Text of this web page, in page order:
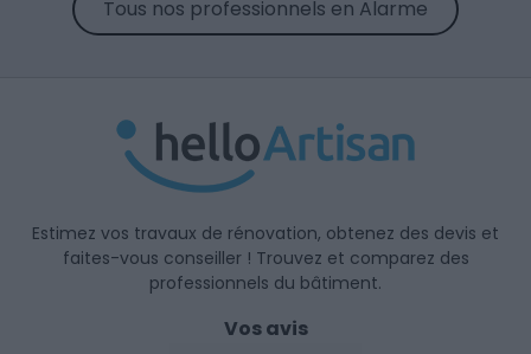
Tous nos professionnels en Alarme
Estimez vos travaux de rénovation, obtenez des devis et
faites-vous conseiller ! Trouvez et comparez des
professionnels du bâtiment.
Vos avis